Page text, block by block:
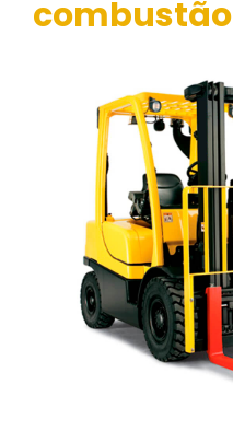
combustão